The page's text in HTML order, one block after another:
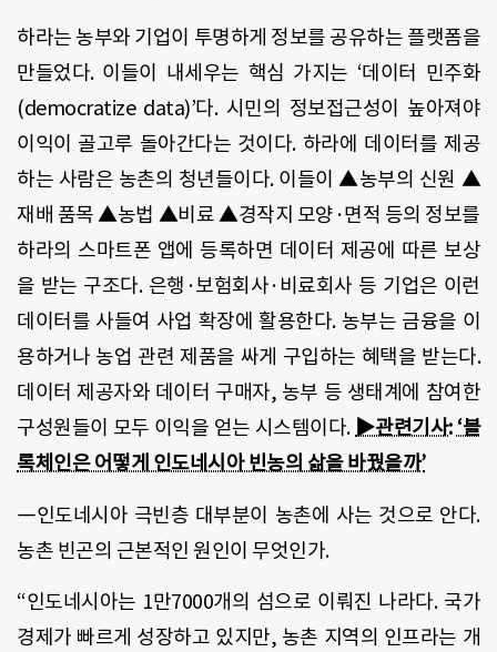
하라는 농부와 기업이 투명하게 정보를 공유하는 플랫폼을
만들었다. 이들이 내세우는 핵심 가지는 ‘데이터 민주화
(democratize data)’다. 시민의 정보접근성이 높아져야
이익이 골고루 돌아간다는 것이다. 하라에 데이터를 제공
하는 사람은 농촌의 청년들이다. 이들이 ▲농부의 신원 ▲
재배 품목 ▲농법 ▲비료 ▲경작지 모양·면적 등의 정보를
하라의 스마트폰 앱에 등록하면 데이터 제공에 따른 보상
을 받는 구조다. 은행·보험회사·비료회사 등 기업은 이런
데이터를 사들여 사업 확장에 활용한다. 농부는 금융을 이
용하거나 농업 관련 제품을 싸게 구입하는 혜택을 받는다.
데이터 제공자와 데이터 구매자, 농부 등 생태계에 참여한
구성원들이 모두 이익을 얻는 시스템이다. ▶관련기사: ‘블
록체인은 어떻게 인도네시아 빈농의 삶을 바꿨을까’
―인도네시아 극빈층 대부분이 농촌에 사는 것으로 안다.
농촌 빈곤의 근본적인 원인이 무엇인가.
“인도네시아는 1만7000개의 섬으로 이뤄진 나라다. 국가
경제가 빠르게 성장하고 있지만, 농촌 지역의 인프라는 개